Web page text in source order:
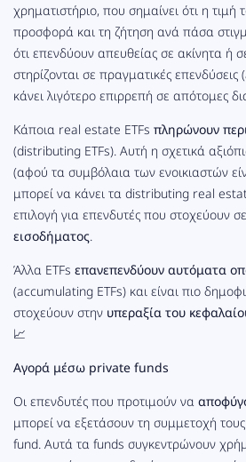
χρηματιστήριο, που σημαίνει ότι η τιμή
προσφορά και τη ζήτηση ανά πάσα
ότι επενδύουν απευθείας σε ακίνητα ή
στηρίζονται σε πραγματικές
κάνει λιγότερο επιρρεπή σε απότομες
Κάποια real estate ETFs πληρώνουν
(distributing ETFs). Αυτή η σχετικά
(αφού τα συμβόλαια των ενοικιαστών
μπορεί να κάνει τα distributing real
επιλογή για επενδυτές που στοχεύουν
εισοδήματος.
Άλλα ETFs επανεπενδύουν αυτόματα
(accumulating ETFs) και είναι πιο
στοχεύουν στην υπεραξία του
📈
Αγορά μέσω private funds
Οι επενδυτές που προτιμούν να
μπορεί να εξετάσουν τη συμμετοχή
fund. Αυτά τα funds συγκεντρώνουν